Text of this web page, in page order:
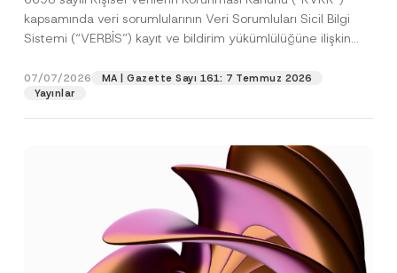
kapsamında veri sorumlularının Veri Sorumluları Sicil Bilgi
Sistemi (“VERBİS”) kayıt ve bildirim yükümlülüğüne ilişkin
07/07/2026
MA | Gazette Sayı 161: 7 Temmuz 2026
Yayınlar